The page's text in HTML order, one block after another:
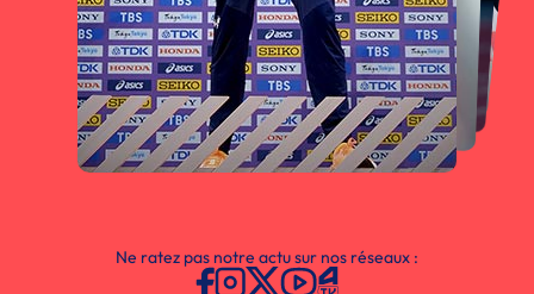
Ne ratez pas notre actu sur nos réseaux :